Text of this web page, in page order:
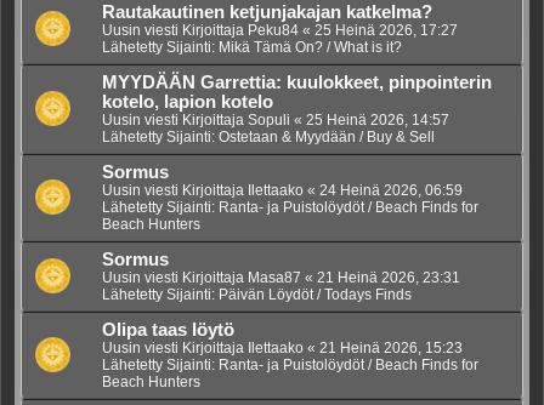
Rautakautinen ketjunjakajan katkelma?
Uusin viesti Kirjoittaja Peku84 « 25 Heinä 2026, 17:27
Lähetetty Sijainti: Mikä Tämä On? / What is it?
MYYDÄÄN Garrettia: kuulokkeet, pinpointerin
kotelo, lapion kotelo
Uusin viesti Kirjoittaja Sopuli « 25 Heinä 2026, 14:57
Lähetetty Sijainti: Ostetaan & Myydään / Buy & Sell
Sormus
Uusin viesti Kirjoittaja Ilettaako « 24 Heinä 2026, 06:59
Lähetetty Sijainti: Ranta- ja Puistolöydöt / Beach Finds for
Beach Hunters
Sormus
Uusin viesti Kirjoittaja Masa87 « 21 Heinä 2026, 23:31
Lähetetty Sijainti: Päivän Löydöt / Todays Finds
Olipa taas löytö
Uusin viesti Kirjoittaja Ilettaako « 21 Heinä 2026, 15:23
Lähetetty Sijainti: Ranta- ja Puistolöydöt / Beach Finds for
Beach Hunters